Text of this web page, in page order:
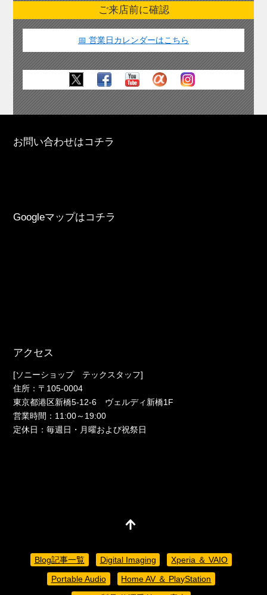
ご来店前に確認
📅 営業日カレンダーはこちら
お問い合わせはコチラ
Googleマップはコチラ
アクセス
[ソニーショップ テックスタッフ]
住所：〒105-0004
東京都港区新橋5-12-6 ヴェルディ新橋1F
営業時間：11:00～19:00
定休日：毎週日・月曜および祝祭日
Blog記事一覧 Digital Imaging
Xperia ＆ VAIO
Portable Audio
Home AV ＆ PlayStation